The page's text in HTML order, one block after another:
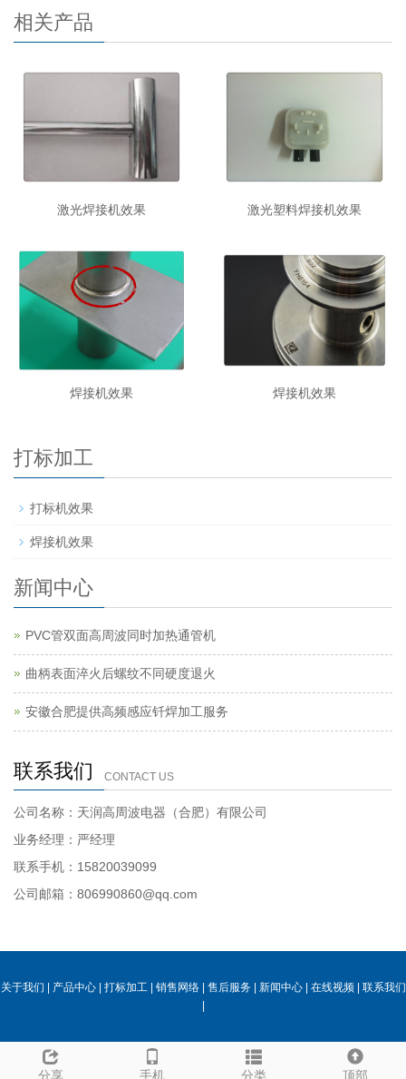
相关产品
激光焊接机效果 激光塑料焊接机效果
焊接机效果 焊接机效果
打标加工
打标机效果
焊接机效果
新闻中心
PVC管双面高周波同时加热通管机
曲柄表面淬火后螺纹不同硬度退火
安徽合肥提供高频感应钎焊加工服务
联系我们 CONTACT US
公司名称：天润高周波电器（合肥）有限公司
业务经理：严经理
联系手机：15820039099
公司邮箱：806990860@qq.com
关于我们 产品中心| 打标加工| 销售网络| 售后服务| 新闻中心| 在线视频| 联系我们
分享 手机 分类 顶部